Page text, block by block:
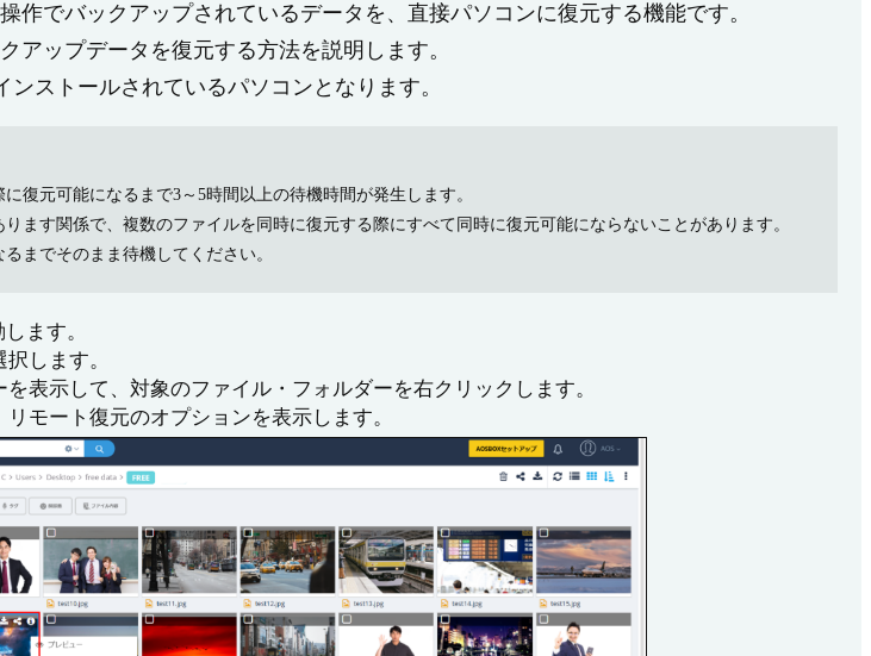
作でバックアップされているデータを、直接パソコンに復元する機能です。
アップデータを復元する方法を説明します。
ストールされているパソコンとなります。
復元可能になるまで3～5時間以上の待機時間が発生します。
ます関係で、複数のファイルを同時に復元する際にすべて同時に復元可能にならないことがあります。
までそのまま待機してください。
ます。
します。
表示して、対象のファイル・フォルダーを右クリックします。
モート復元のオプションを表示します。